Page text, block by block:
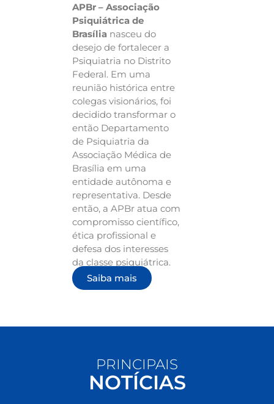
APBr – Associação
Psiquiátrica de
Brasília nasceu do
desejo de fortalecer a
Psiquiatria no Distrito
Federal. Em uma
reunião histórica entre
colegas visionários, foi
decidido transformar o
então Departamento
de Psiquiatria da
Associação Médica de
Brasília em uma
entidade autônoma e
representativa. Desde
então, a APBr atua com
compromisso científico,
ética profissional e
defesa dos interesses
da classe psiquiátrica.
Saiba mais
PRINCIPAIS
NOTÍCIAS